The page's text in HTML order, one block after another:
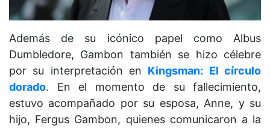
Además de su icónico papel como Albus
Dumbledore, Gambon también se hizo célebre
por su interpretación en Kingsman: El círculo
dorado. En el momento de su fallecimiento,
estuvo acompañado por su esposa, Anne, y su
hijo, Fergus Gambon, quienes comunicaron a la